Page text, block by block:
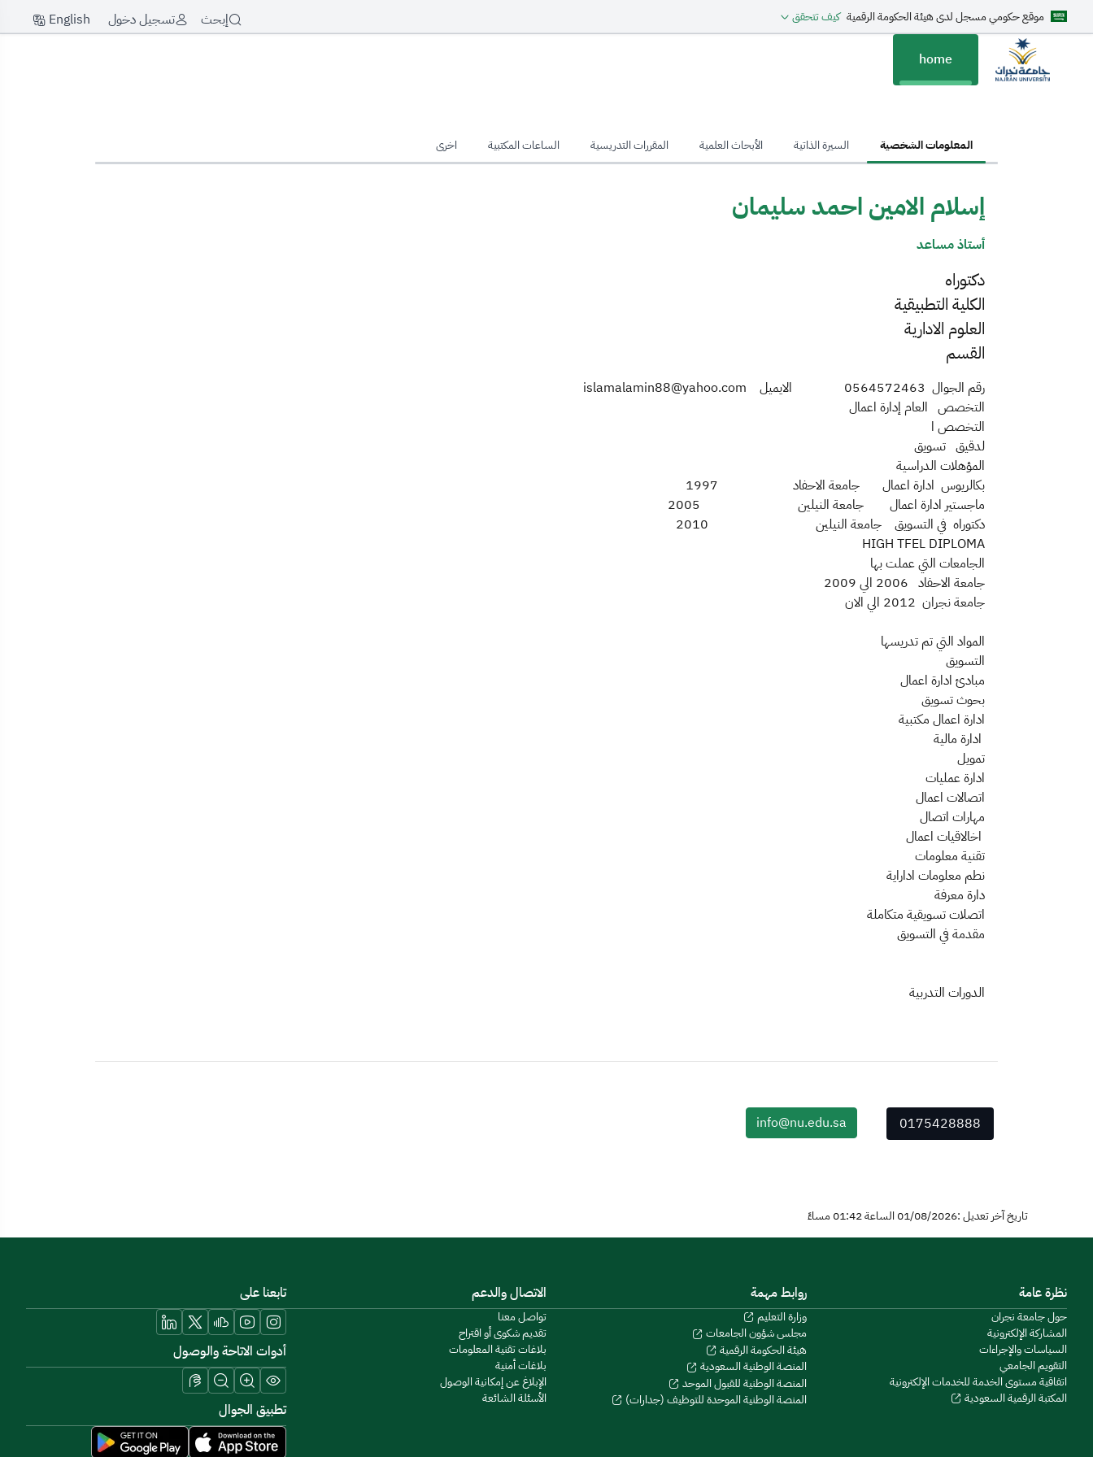
موقع حكومي مسجل لدى هيئة الحكومة الرقمية كيف تتحقق إبحث تسجيل دخول English
home
المعلومات الشخصية السيرة الذاتية الأبحاث العلمية المقررات التدريسية الساعات المكتبية اخرى
إسلام الامين احمد سليمان
أستاذ مساعد
دكتوراه
الكلية التطبيقية
العلوم الادارية
القسم
رقم الجوال 0564572463 الايميل islamalamin88@yahoo.com
التخصص العام إدارة اعمال
التخصص ا
لدقيق تسويق
المؤهلات الدراسية
بكالريوس ادارة اعمال جامعة الاحفاد 1997
ماجستير ادارة اعمال جامعة النيلين 2005
دكتوراه في التسويق جامعة النيلين 2010
HIGH TFEL DIPLOMA
الجامعات التي عملت بها
جامعة الاحفاد 2006 الي 2009
جامعة نجران 2012 الي الان
المواد التي تم تدريسها
التسويق
مبادئ ادارة اعمال
بحوث تسويق
ادارة اعمال مكتبية
ادارة مالية
تمويل
ادارة عمليات
اتصالات اعمال
مهارات اتصال
اخالاقيات اعمال
تقنية معلومات
نطم معلومات اداراية
دارة معرفة
اتصلات تسويقية متكاملة
مقدمة في التسويق
الدورات التدربية
0175428888
info@nu.edu.sa
تاريخ آخر تعديل :01/08/2026 الساعة 01:42 مساءً
نظرة عامة
حول جامعة نجران
المشاركة الإلكترونية
السياسات والإجراءات
التقويم الجامعي
اتفاقية مستوى الخدمة للخدمات الإلكترونية
المكتبة الرقمية السعودية
روابط مهمة
وزارة التعليم
مجلس شؤون الجامعات
هيئة الحكومة الرقمية
المنصة الوطنية السعودية
المنصة الوطنية للقبول الموحد
المنصة الوطنية الموحدة للتوظيف (جدارات)
الاتصال والدعم
تواصل معنا
تقديم شكوى أو اقتراح
بلاغات تقنية المعلومات
بلاغات أمنية
الإبلاغ عن إمكانية الوصول
الأسئلة الشائعة
تابعنا على
أدوات الاتاحة والوصول
تطبيق الجوال